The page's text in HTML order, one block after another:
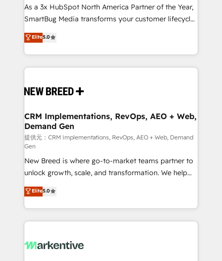
GTMの見える化・自動化まで。全Hub統合運用、デー
タ品質設計、グループ横断のCRM統合に対応します。
の一部をAIが自律実行する組織への移行を設計・実装。
Breeze・Claude等をHubSpotと連携させ、役割定義・
革を、構想から実装・定着までPMOとして主導。「設
の統合・浸透・変革管理を実行します。 ▸ CMS戦略設
計・構築：リード獲得・CVR・SEOを前提にした情報設
計・導線設計・テンプレート設計をContent Hubで一体
提供。 ▸ 既存CRM・MAからの移行支援：Salesforce・
Marketo・Pardot等からの移行、カスタム設計、履歴
データ移行と活用設計まで。 ▸ AEO対応：ChatGPT・
ンツとサイト構造を最適化。 🏆 なぜ100incを選ぶの
か？ ✓ HubSpot Eliteパートナー認定 ✓ HubSpotアワ
ード受賞・HUGリーダー ✓ ISO27001:2022 /
HubSpot大百科 出版 CRM・AI活用に関するご相談、現
As a 3x HubSpot North America Partner of the Year,
SmartBug Media transforms your customer lifecycle
into a revenue engine. Our unified ecosystem
includes specialized divisions Globalia (AI &
Software) and Point Success Media (Paid Media),
making this the official home for all three brands. 🔄
and system integrations powered by Globalia’s
trainers to drive platform adoption. 📈 Revenue
Generation - Full-funnel marketing and high-
performance advertising via Point Success Media. -
Expert deployment of Breeze AI and custom agents
to automate growth. 🏆 Elite Excellence - 8 platform
accreditations and deep HIPAA-compliance
expertise. - A team of 250+ experts dedicated to
your resilient growth.
Elite5.0
CRM Implementations, RevOps, AEO + Web,
Demand Gen
提供元：CRM Implementations, RevOps, AEO + Web, Demand
Gen
New Breed is where go-to-market teams partner to
unlock growth, scale, and transformation. We help
companies activate HubSpot’s AI-powered
customer platform and operationalize HubSpot’s
Loop Marketing framework through expert-led
services, smart agents, and purpose-built apps,
results, fast. ⚙️CRM & RevOps: Align all Hubs to your
Elite5.0